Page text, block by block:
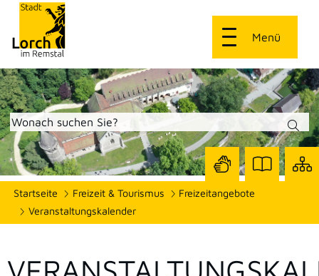
Menü
Startseite Freizeit & Tourismus
Freizeitangebote
Veranstaltungskalender
Seite
Seite